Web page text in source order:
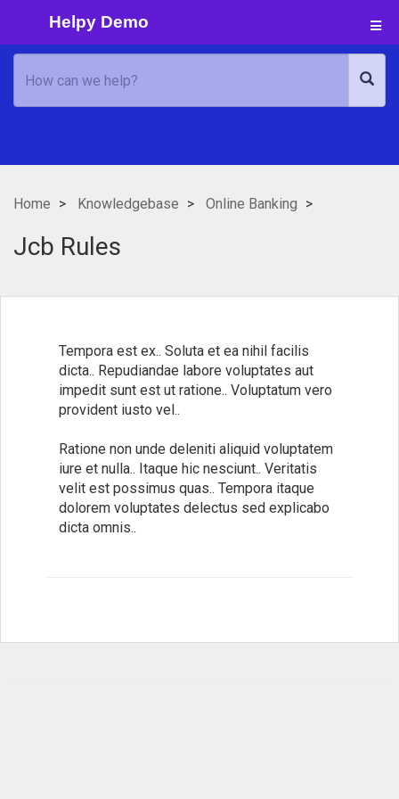
Helpy Demo
Home Knowledgebase Online Banking
Jcb Rules
Tempora est ex.. Soluta et ea nihil facilis
dicta.. Repudiandae labore voluptates aut
impedit sunt est ut ratione.. Voluptatum vero
provident iusto vel..
Ratione non unde deleniti aliquid voluptatem
iure et nulla.. Itaque hic nesciunt.. Veritatis
velit est possimus quas.. Tempora itaque
dolorem voluptates delectus sed explicabo
dicta omnis..